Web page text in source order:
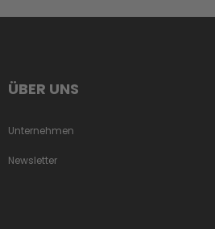
ÜBER UNS
Unternehmen
Newsletter